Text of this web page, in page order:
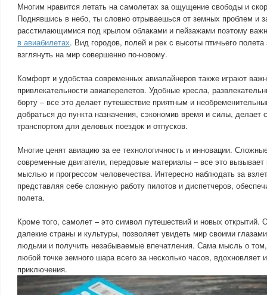
Многим нравится летать на самолетах за ощущение свободы и
Поднявшись в небо, ты словно отрываешься от земных проблем и
расстилающимися под крылом облаками и пейзажами поэтому
в авиабилетах. Вид городов, полей и рек с высоты птичьего
взглянуть на мир совершенно по-новому.
Комфорт и удобства современных авиалайнеров также играют
привлекательности авиаперелетов. Удобные кресла,
борту – все это делает путешествие приятным и
добраться до пункта назначения, сэкономив время и силы,
транспортом для деловых поездок и отпусков.
Многие ценят авиацию за ее технологичность и инновации.
современные двигатели, передовые материалы – все это
мыслью и прогрессом человечества. Интересно наблюдать за
представляя себе сложную работу пилотов и диспетчеров,
полета.
Кроме того, самолет – это символ путешествий и новых открытий.
далекие страны и культуры, позволяет увидеть мир своими
людьми и получить незабываемые впечатления. Сама мысль о
любой точке земного шара всего за несколько часов, вдохновляет
приключения.